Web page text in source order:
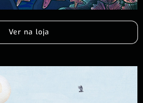
Ver na loja